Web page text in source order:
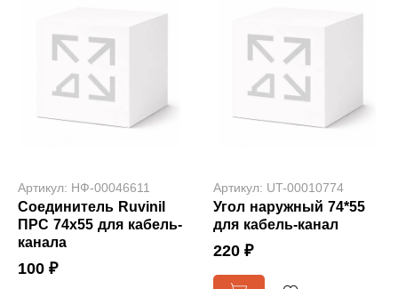
Артикул: НФ-00046611
Соединитель Ruvinil
ПРС 74х55 для кабель-
канала
100 ₽
Артикул: UT-00010774
Угол наружный 74*55
для кабель-канал
220 ₽